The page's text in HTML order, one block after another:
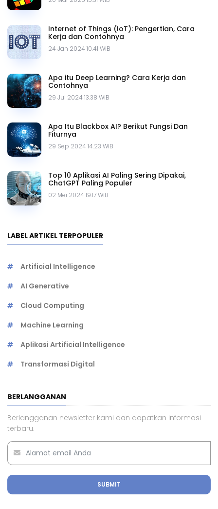
Internet of Things (IoT): Pengertian, Cara
Kerja dan Contohnya
24 Jan 2024 10.41 WIB
Apa itu Deep Learning? Cara Kerja dan
Contohnya
29 Jul 2024 13.38 WIB
Apa Itu Blackbox AI? Berikut Fungsi Dan
Fiturnya
29 Sep 2024 14.23 WIB
Top 10 Aplikasi AI Paling Sering Dipakai,
ChatGPT Paling Populer
02 Mei 2024 19.17 WIB
LABEL ARTIKEL TERPOPULER
Artificial Intelligence
AI Generative
Cloud Computing
Machine Learning
Aplikasi Artificial Intelligence
Transformasi Digital
BERLANGGANAN
Berlangganan newsletter kami dan dapatkan informasi
terbaru.
SUBMIT